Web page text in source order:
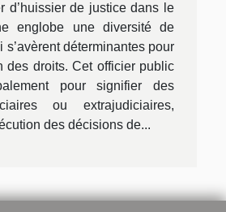
d’huissier de justice dans le
englobe une diversité de
s’avèrent déterminantes pour
des droits. Cet officier public
pour signifier des
ou extrajudiciaires,
des décisions de...